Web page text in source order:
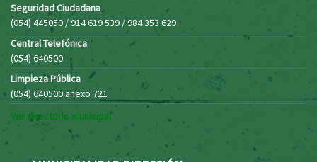
Seguridad Ciudadana
(054) 445050 / 914 619 539 / 984 353 629
Central Telefónica
(054) 640500
Limpieza Pública
(054) 640500 anexo 721
Ver directorio municipal